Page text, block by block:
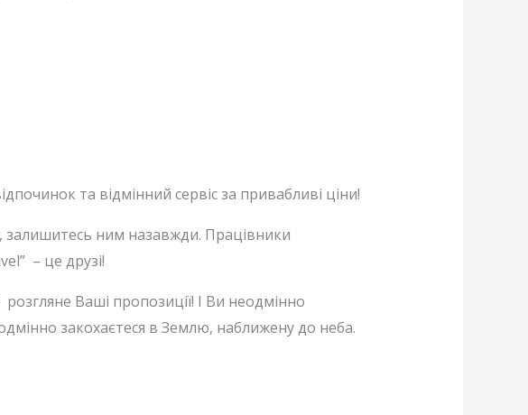
та відмінний сервіс за привабливі ціни!
залишитесь ним назавжди. Працівники
– це друзі!
Ваші пропозиції! І Ви неодмінно
закохаєтеся в Землю, наближену до неба.